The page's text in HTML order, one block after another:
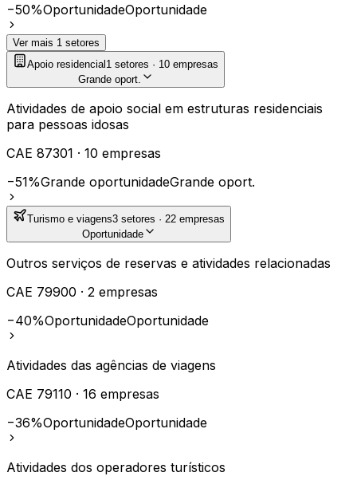
−50%OportunidadeOportunidade
Ver mais 1 setores
Apoio residencial1 setores · 10 empresas
Grande oport.
Atividades de apoio social em estruturas residenciais
para pessoas idosas
CAE 87301 · 10 empresas
−51%Grande oportunidadeGrande oport.
Turismo e viagens3 setores · 22 empresas
Oportunidade
Outros serviços de reservas e atividades relacionadas
CAE 79900 · 2 empresas
−40%OportunidadeOportunidade
Atividades das agências de viagens
CAE 79110 · 16 empresas
−36%OportunidadeOportunidade
Atividades dos operadores turísticos